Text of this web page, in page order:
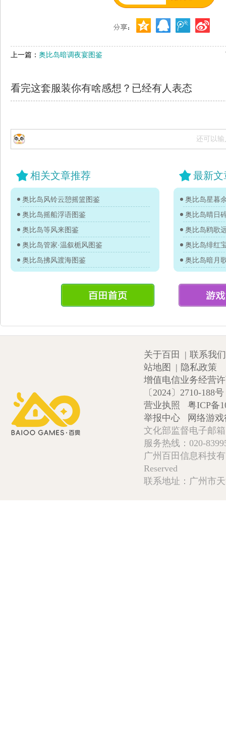
上一篇： 奥比岛暗调夜宴图鉴
看完这套服装你有啥感想？已经有人表态
还可以输
相关文章推荐
奥比岛风铃云憩摇篮图鉴
奥比岛摇船浮语图鉴
奥比岛等风来图鉴
奥比岛管家·温叙栀风图鉴
奥比岛拂风渡海图鉴
最新文
奥比岛星暮
奥比岛晴日
奥比岛鸥歌
奥比岛绯红
奥比岛暗月
关于百田 | 联系我们
站地图
| 隐私政策
增值电信业务经营
〔2024〕2710-188号
营业执照
粤ICP备
举报中心
网络游
文化部监督电子邮
服务热线：020-
广州百田信息科技
Reserved
联系地址：广州市